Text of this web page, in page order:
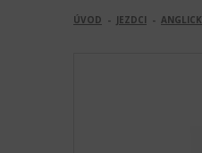
ÚVOD - JEZDCI -